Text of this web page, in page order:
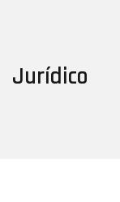
Jurídico